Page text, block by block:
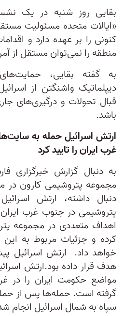
بقایی روز شنبه در یک
«ایالات متحده مسئولیت
کنونی را بر عهده دارد و
منطقه را نمی‌توان مستقل از
به گفته بقایی،
دیپلماتیک واشنگتن از
قبال تحولات و درگیری‌های
باشد.
ارتش اسرائیل حمله به
غرب ایران را تایید کرد
به دنبال گزارش خبرگزاری
مجموعه پتروشیمی کارون در
دنبال داشته، ارتش
پتروشیمی در جنوب غرب
اهداف متعددی در مجموعه
کرده و جزئیات مربوط به این
خواهد داد. ارتش اسرائیل
هدف قرار داده بود.ارتش
مواضع حکومت ایران را در
گرفته است. حمله‌ها پس از
سپاه به شمال اسرائیل انجام